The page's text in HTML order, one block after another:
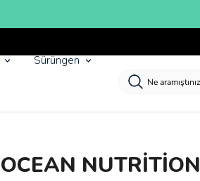
Sürüngen
OCEAN NUTRİTİON